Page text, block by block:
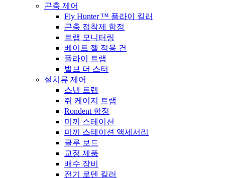
곤충 제어
Fly Hunter ™ 플라이 킬러
곤충 접착제 함정
트랩 모니터링
베이트 젤 적용 건
플라이 트랩
벌브 더 스터
설치류 제어
스냅 트랩
쥐 케이지 트랩
Rondent 함정
미끼 스테이션
미끼 스테이션 액세서리
글루 보드
교정 제품
배수 장비
전기 로덴 킬러